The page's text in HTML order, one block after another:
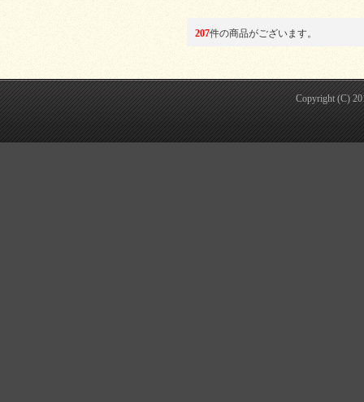
207件の商品がございます。
Copyright (C)